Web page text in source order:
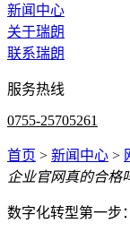
新闻中心
关于瑞朗
联系瑞朗
服务热线
0755-25705261
首页 > 新闻中心 >
企业官网真的合格
数字化转型第一步